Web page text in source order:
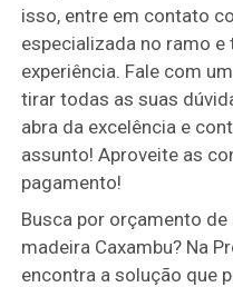
isso, entre em contato
especializada no ramo
experiência. Fale com
tirar todas as suas
abra da excelência e
assunto! Aproveite as
pagamento!
Busca por orçamento
madeira Caxambu? Na
encontra a solução que